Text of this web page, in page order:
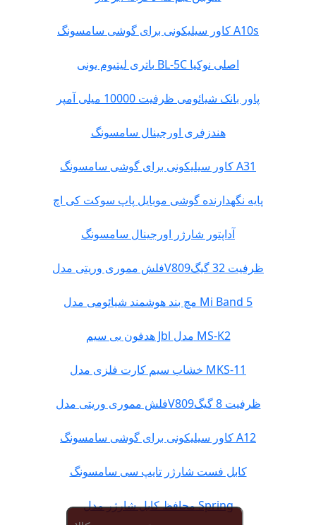
کاور سیلیکونی برای گوشی سامسونگ A10s
باتری لیتیوم یونی BL-5C اصلی نوکیا
پاور بانک شیائومی ظرفیت 10000 میلی آمپر
هندزفری اورجینال سامسونگ
کاور سیلیکونی برای گوشی سامسونگ A31
پایه نگهدارنده گوشی موبایل پاپ سوکت کی اچ
آداپتور شارژر اورجینال سامسونگ
فلش مموری وریتی مدلV809ظرفیت 32 گیگ
مچ بند هوشمند شیائومی مدل Mi Band 5
هدفون بی سیم Jbl مدل MS-K2
خشاب سیم کارت فلزی مدل MKS-11
فلش مموری وریتی مدلV809ظرفیت 8 گیگ
کاور سیلیکونی برای گوشی سامسونگ A12
کابل فست شارژر تایپ سی سامسونگ
محافظ کابل شارژر مدل Spring